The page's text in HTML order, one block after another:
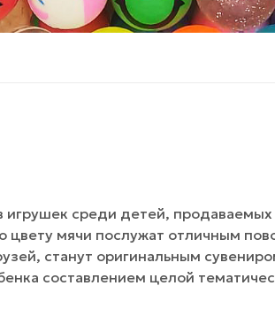
среди детей, продаваемых
цвету мячи послужат отличным
станут оригинальным
составлением целой